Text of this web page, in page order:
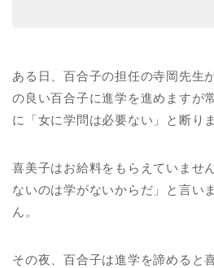
ある日、百合子の担任の寺岡先生
の良い百合子に進学を進めますが
に「女に学問は必要ない」と断りま
喜美子はお給料をもらえていませ
ないのは学がないからだ」と言い
ん。
その夜、百合子は進学を諦めると